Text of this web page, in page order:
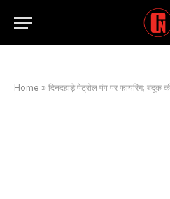
Home » दिनदहाड़े पेट्रोल पंप पर फायरिंग; बंदूक की